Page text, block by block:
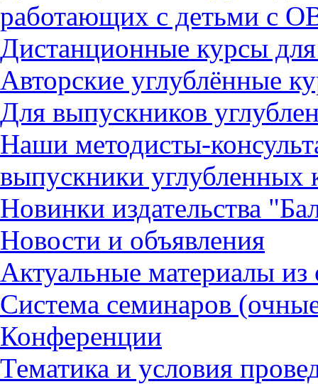
работающих с детьми с
Дистанционные курсы
Авторские углублённые
Для выпускников
Наши методисты-
выпускники углубленных
Новинки издательства
Новости и объявления
Актуальные материалы
Система семинаров
Конференции
Тематика и условия